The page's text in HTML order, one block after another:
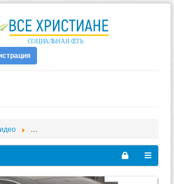
Эдуард Зарицкий - Videos - Старые